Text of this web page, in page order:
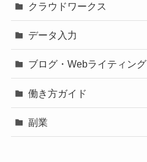
クラウドワークス
データ入力
ブログ・Webライティング
働き方ガイド
副業